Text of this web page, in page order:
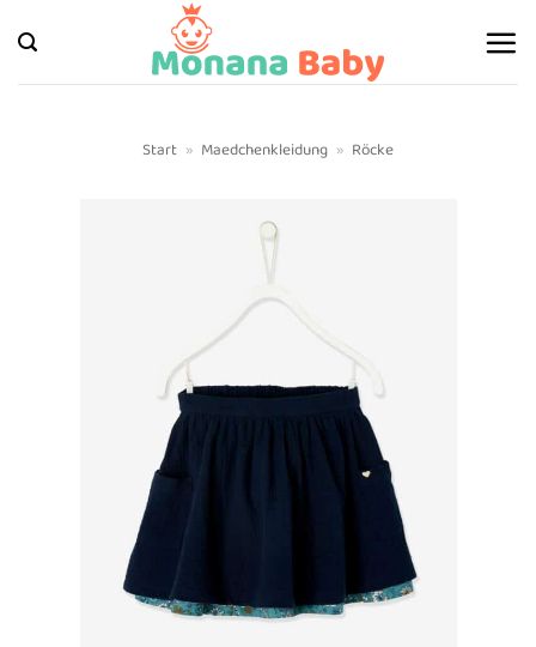
Inhalt
springen
Start » Maedchenkleidung » Röcke